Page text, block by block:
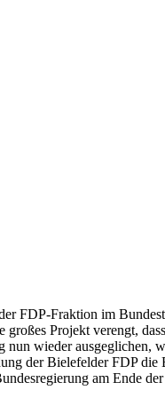
FDP-Fraktion im
Projekt verengt,
wieder ausgeglichen,
der Bielefelder FDP
am Ende